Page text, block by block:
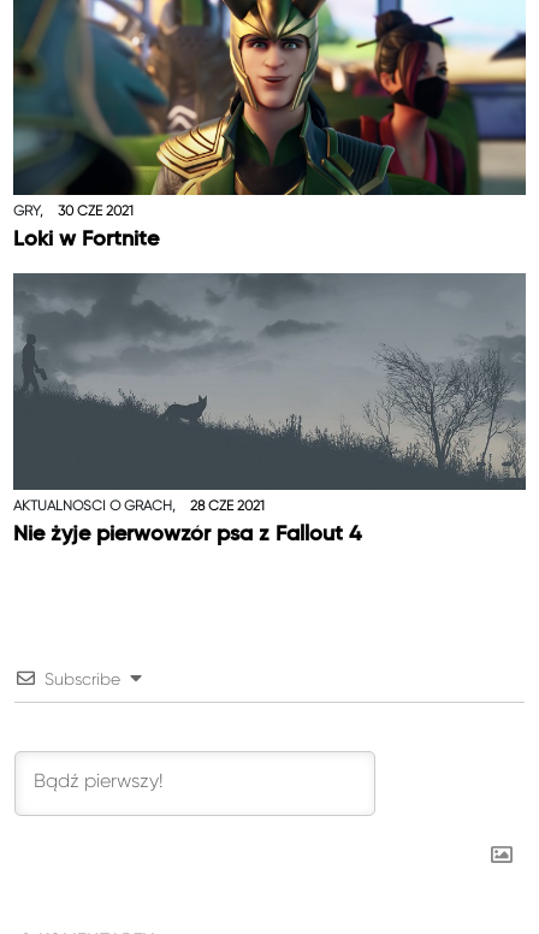
GRY, 30 CZE 2021
Loki w Fortnite
AKTUALNOŚCI O GRACH, 28 CZE 2021
Nie żyje pierwowzór psa z Fallout 4
Subscribe